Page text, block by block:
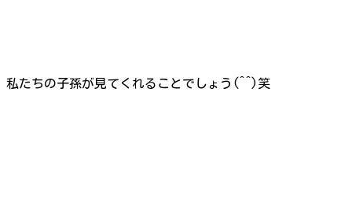
私たちの子孫が見てくれることでしょう(^^)笑